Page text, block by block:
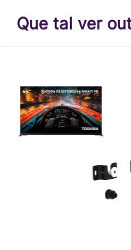
Que tal ver